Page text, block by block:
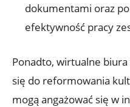
dokumentami oraz
efektywność pracy
Ponadto, wirtualne
się do reformowania
mogą angażować się w